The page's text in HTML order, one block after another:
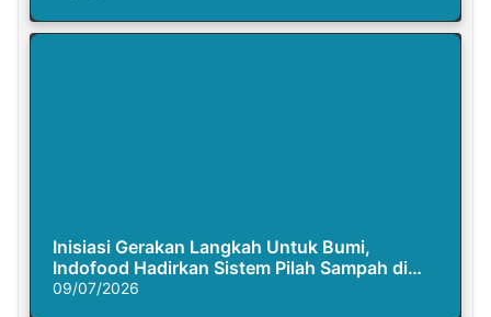
Inisiasi Gerakan Langkah Untuk Bumi,
Indofood Hadirkan Sistem Pilah Sampah di
Semasa Piknik
09/07/2026